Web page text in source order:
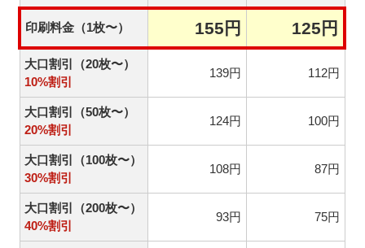
印刷料金（1枚〜） 155円 125円
大口割引（20枚〜）
10%割引
139円 112円
大口割引（50枚〜）
20%割引
124円 100円
大口割引（100枚〜）
30%割引
108円 87円
大口割引（200枚〜）
40%割引
93円 75円